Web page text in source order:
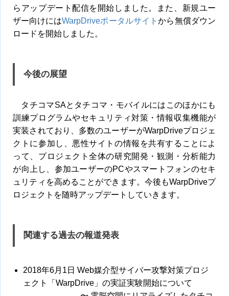
らアップデート配信を開始しました。また、新規ユー
ザー向けにはWarpDriveポータルサイトから無償ダウン
ロードを開始しました。
今後の展望
タチコマSAとタチコマ・モバイルにはこのほかにも
訓練プログラムやセキュリティ対策・情報収集機能が
実装されており、多数のユーザーがWarpDriveプロジェ
クトに参加し、悪性サイトの情報を共有することによ
って、プロジェクト全体の研究開発・観測・分析能力
が向上し、参加ユーザーのPCやスマートフォンのセキ
ュリティを高めることができます。今後もWarpDriveプ
ロジェクトを随時アップデートしていきます。
関連する過去の報道発表
2018年6月1日 Web媒介型サイバー攻撃対策プロジ
ェクト「WarpDrive」の実証実験開始について